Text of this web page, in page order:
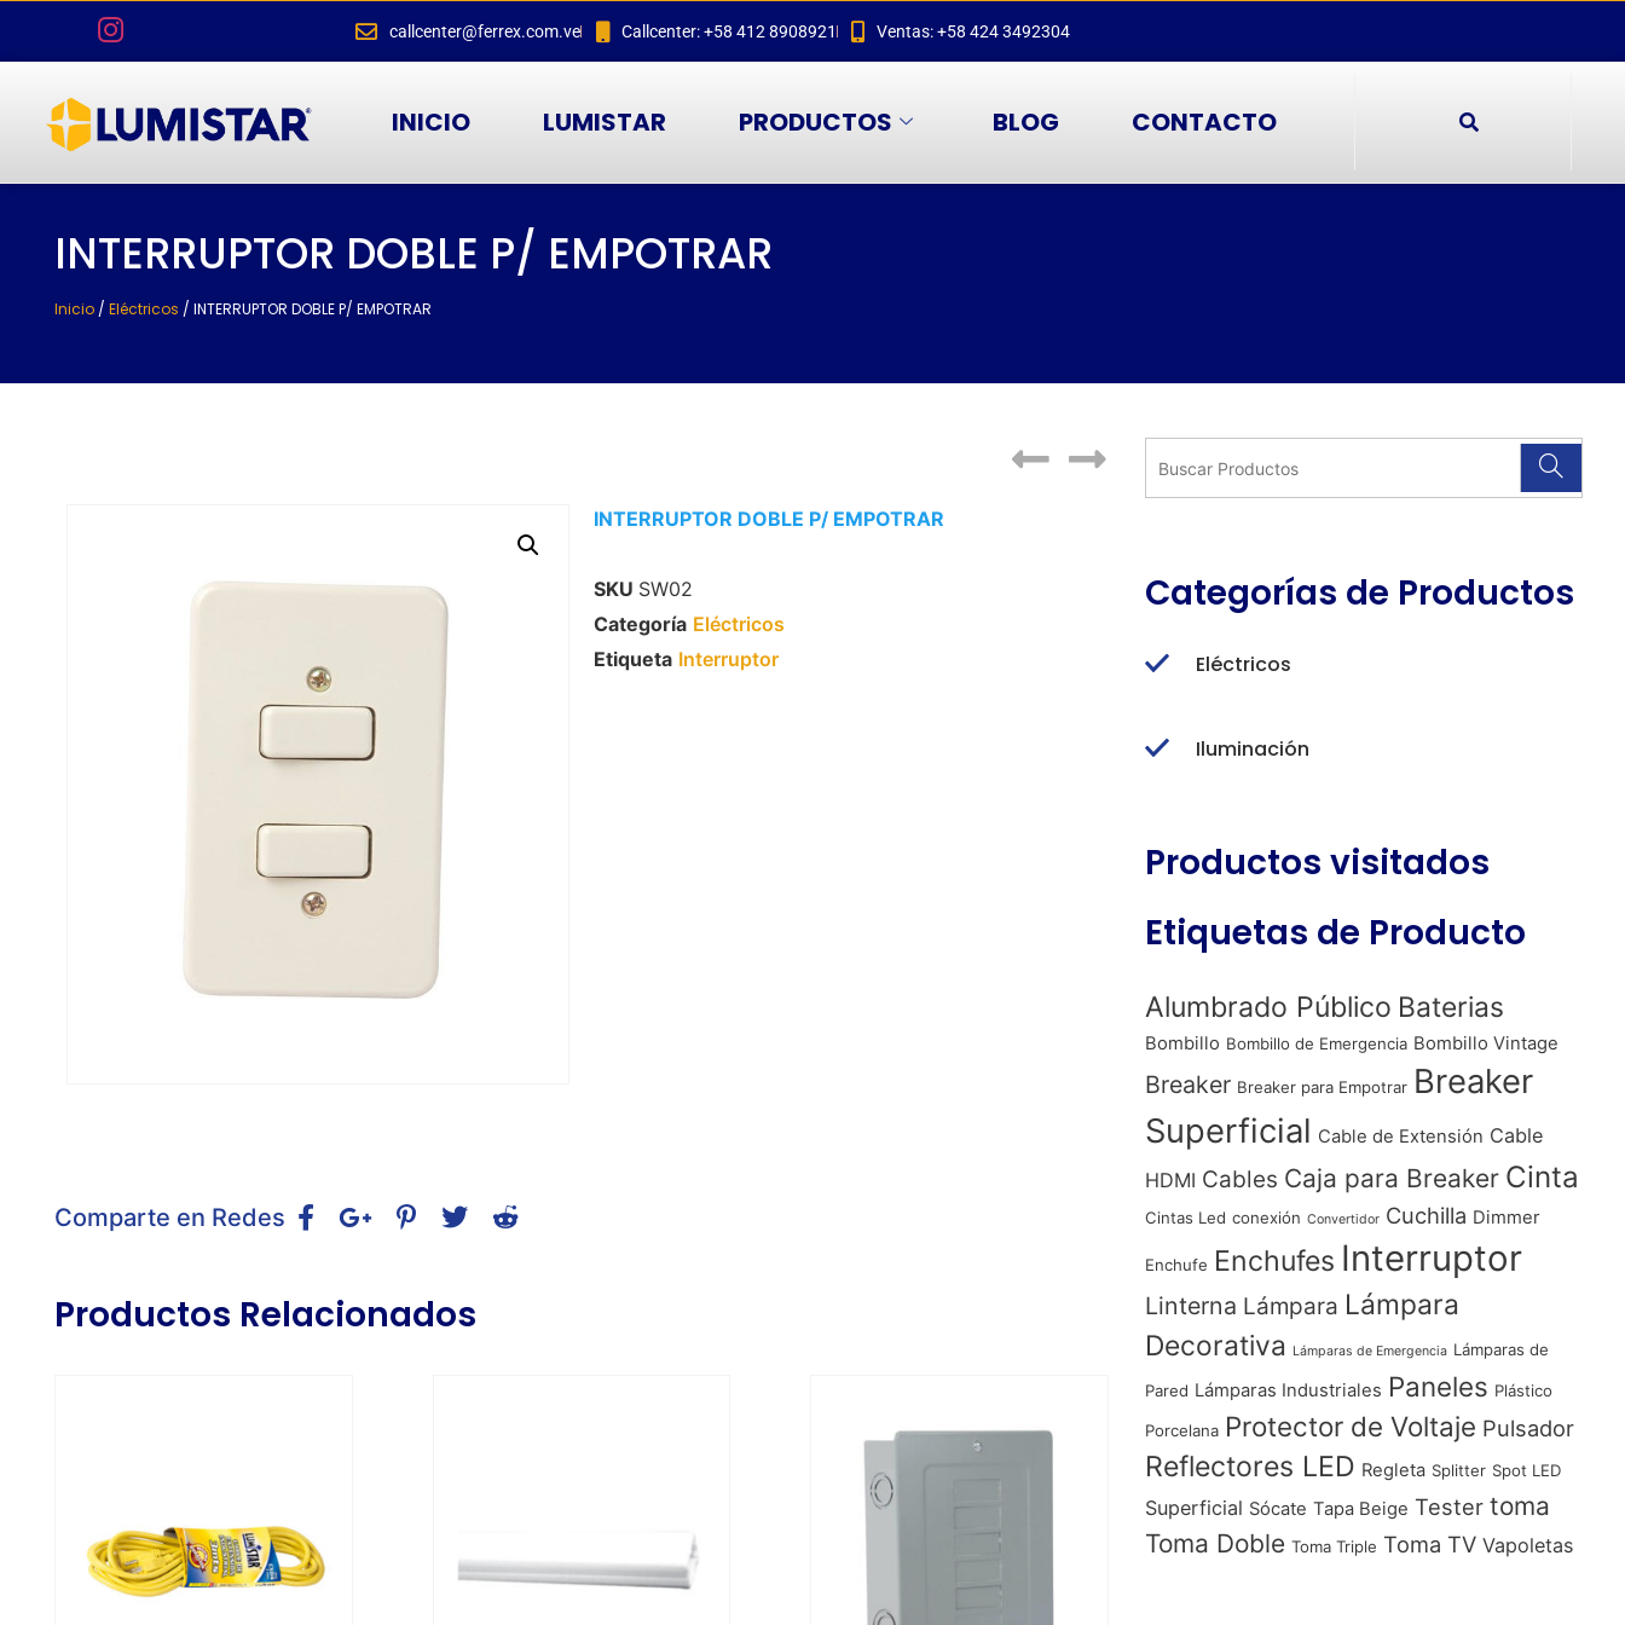
callcenter@ferrex.com.ve Callcenter: +58 412 8908921 Ventas: +58 424 3492304
INICIO LUMISTAR PRODUCTOS BLOG CONTACTO
INTERRUPTOR DOBLE P/ EMPOTRAR
Inicio / Eléctricos / INTERRUPTOR DOBLE P/ EMPOTRAR
INTERRUPTOR DOBLE P/ EMPOTRAR
SKU SW02
Categoría Eléctricos
Etiqueta Interruptor
Comparte en Redes
Productos Relacionados
Categorías de Productos
Eléctricos
Iluminación
Productos visitados
Etiquetas de Producto
Alumbrado Público Baterias
Bombillo Bombillo de Emergencia Bombillo Vintage
Breaker Breaker para Empotrar Breaker
Superficial Cable de Extensión Cable
HDMI Cables Caja para Breaker Cinta
Cintas Led conexión Convertidor Cuchilla Dimmer
Enchufe Enchufes Interruptor
Linterna Lámpara Lámpara
Decorativa
Lámparas de Emergencia Lámparas de
Pared Lámparas Industriales Paneles Plástico
Porcelana Protector de Voltaje Pulsador
Reflectores LED Regleta Splitter Spot LED
Superficial Sócate Tapa Beige Tester toma
Toma Doble Toma Triple Toma TV Vapoletas